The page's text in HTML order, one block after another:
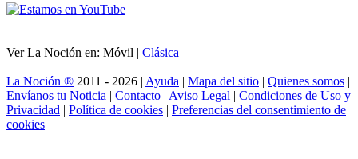
Ver La Noción en: Móvil | Clásica
La Noción ® 2011 - 2026 | Ayuda | Mapa del sitio | Quienes somos |
Envíanos tu Noticia | Contacto | Aviso Legal | Condiciones de Uso y
Privacidad | Política de cookies | Preferencias del consentimiento de
cookies